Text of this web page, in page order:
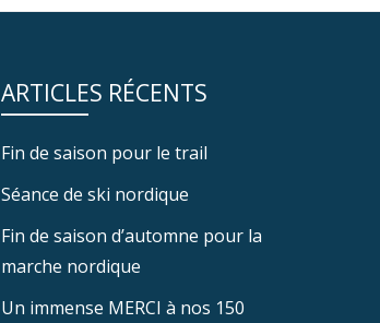
ARTICLES RÉCENTS
Fin de saison pour le trail
Séance de ski nordique
Fin de saison d’automne pour la
marche nordique
Un immense MERCI à nos 150